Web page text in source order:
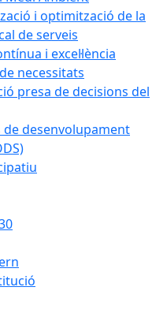
i optimització de la
de serveis
i excel·lència
necessitats
presa de decisions del
de desenvolupament